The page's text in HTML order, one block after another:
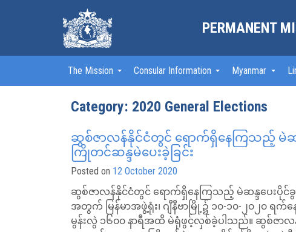
PERMANENT
The Mission Consular Information Myanmar
Category: 2020 General Elections
ဆွစ်ဇာလန်နိုင်ငံတွင် ရောက်ရှိနေကြသည့် မဲဆန္
ကြိုတင်ဆန္ဒမဲပေးခဲ့ခြင်း
Posted on 12 October 2020
ဆွစ်ဇာလန်နိုင်ငံတွင် ရောက်ရှိနေကြသည့် မဲဆန္ဒပေးပိုင်ခွင့်
အတွက် မြန်မာအဖွဲ့ရုံး၊ ဂျီနီဗာမြို့၌ ၁၀-၁၀-၂၀၂၀ ရက်
မွန်းလွဲ ၁၆၀၀ နာရီအထိ မဲရုံဖွင့်လှစ်ခဲ့ပါသည်။ ဆွစ်ဇာ